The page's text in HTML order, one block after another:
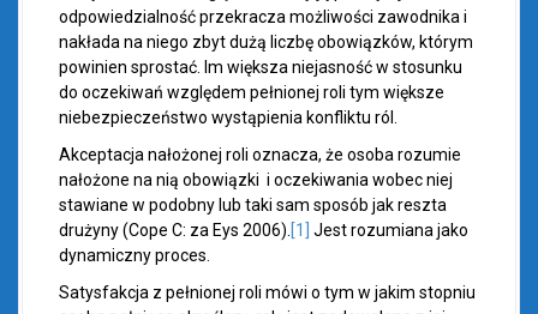
odpowiedzialność przekracza możliwości zawodnika i
nakłada na niego zbyt dużą liczbę obowiązków, którym
powinien sprostać. Im większa niejasność w stosunku
do oczekiwań względem pełnionej roli tym większe
niebezpieczeństwo wystąpienia konfliktu ról.
Akceptacja nałożonej roli oznacza, że osoba rozumie
nałożone na nią obowiązki i oczekiwania wobec niej
stawiane w podobny lub taki sam sposób jak reszta
drużyny (Cope C: za Eys 2006). [1]
Jest rozumiana jako
dynamiczny proces.
Satysfakcja z pełnionej roli mówi o tym w jakim stopniu